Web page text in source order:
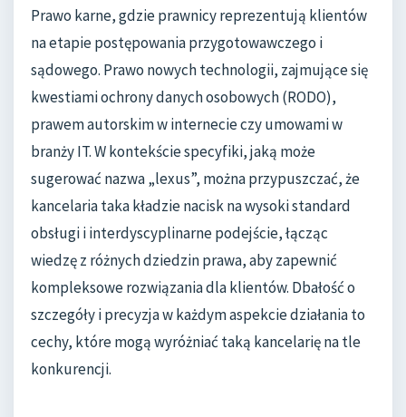
Prawo karne, gdzie prawnicy reprezentują klientów
na etapie postępowania przygotowawczego i
sądowego. Prawo nowych technologii, zajmujące się
kwestiami ochrony danych osobowych (RODO),
prawem autorskim w internecie czy umowami w
branży IT. W kontekście specyfiki, jaką może
sugerować nazwa „lexus”, można przypuszczać, że
kancelaria taka kładzie nacisk na wysoki standard
obsługi i interdyscyplinarne podejście, łącząc
wiedzę z różnych dziedzin prawa, aby zapewnić
kompleksowe rozwiązania dla klientów. Dbałość o
szczegóły i precyzja w każdym aspekcie działania to
cechy, które mogą wyróżniać taką kancelarię na tle
konkurencji.